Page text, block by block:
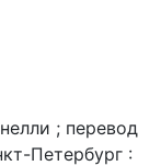
; перевод
Петербург :